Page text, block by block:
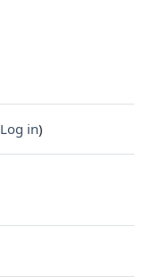
Log in)